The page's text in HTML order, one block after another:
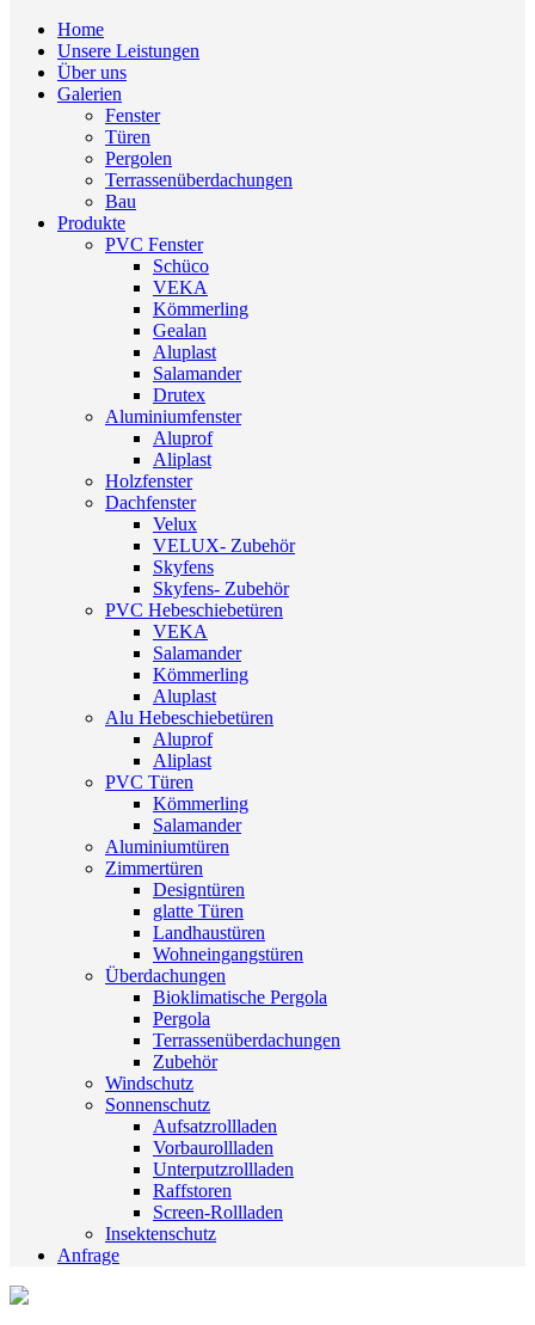
Home
Unsere Leistungen
Über uns
Galerien
Fenster
Türen
Pergolen
Terrassenüberdachungen
Bau
Produkte
PVC Fenster
Schüco
VEKA
Kömmerling
Gealan
Aluplast
Salamander
Drutex
Aluminiumfenster
Aluprof
Aliplast
Holzfenster
Dachfenster
Velux
VELUX- Zubehör
Skyfens
Skyfens- Zubehör
PVC Hebeschiebetüren
VEKA
Salamander
Kömmerling
Aluplast
Alu Hebeschiebetüren
Aluprof
Aliplast
PVC Türen
Kömmerling
Salamander
Aluminiumtüren
Zimmertüren
Designtüren
glatte Türen
Landhaustüren
Wohneingangstüren
Überdachungen
Bioklimatische Pergola
Pergola
Terrassenüberdachungen
Zubehör
Windschutz
Sonnenschutz
Aufsatzrollladen
Vorbaurollladen
Unterputzrollladen
Raffstoren
Screen-Rollladen
Insektenschutz
Anfrage